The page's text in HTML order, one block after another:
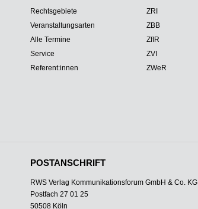
Rechtsgebiete
Veranstaltungsarten
Alle Termine
Service
Referent:innen
ZRI
ZBB
ZfIR
ZVI
ZWeR
POSTANSCHRIFT
RWS Verlag Kommunikationsforum GmbH & Co. KG
Postfach 27 01 25
50508 Köln